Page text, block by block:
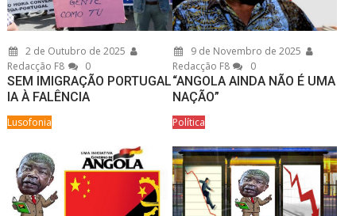
2 de Outubro de 2025
Redacção F8
0
SEM IMIGRAÇÃO PORTUGAL
IA À FALÊNCIA
Lusofonia
9 de Novembro de 2025
Redacção F8
0
“ANGOLA AINDA NÃO É UMA
NAÇÃO”
Política